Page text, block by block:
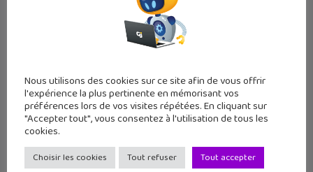
Nous utilisons des cookies sur ce site afin de vous offrir
l'expérience la plus pertinente en mémorisant vos
préférences lors de vos visites répétées. En cliquant sur
"Accepter tout", vous consentez à l'utilisation de tous les
cookies.
Choisir les cookies Tout refuser Tout accepter